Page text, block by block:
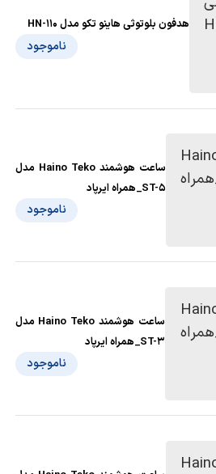
هدفون بلوتوثی هاینو تکو مدل HN-110
ناموجود
ساعت هوشمند Haino Teko مدل
ST-5_همراه ایرپاد
ناموجود
ساعت هوشمند Haino Teko مدل
ST-3_همراه ایرپاد
ناموجود